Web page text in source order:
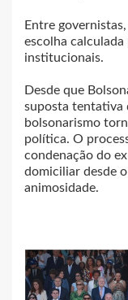
Entre
escolha
institucionais.
Desde que
suposta tentativa
bolsonarismo
política. O
condenação do
domiciliar desde
animosidade.